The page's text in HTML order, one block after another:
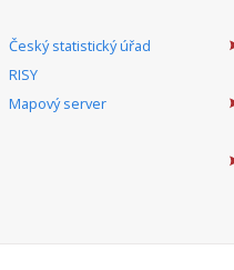
Český statistický úřad
RISY
Mapový server